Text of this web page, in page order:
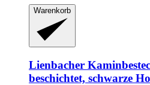
Warenkorb
Lienbacher
beschichtet, schwarze